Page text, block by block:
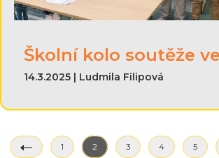
Školní kolo soutěže
14.3.2025 | Ludmila Filipová
1 2 3 4 5